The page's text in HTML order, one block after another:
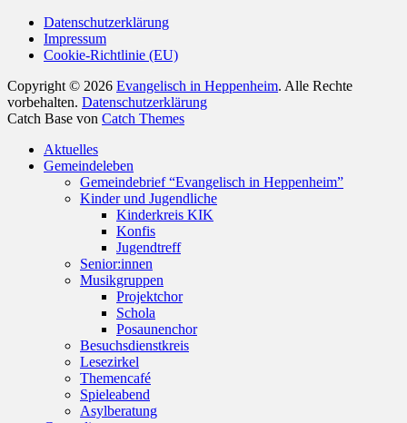
Datenschutzerklärung
Impressum
Cookie-Richtlinie (EU)
Copyright © 2026 Evangelisch in Heppenheim. Alle Rechte
vorbehalten. Datenschutzerklärung
Catch Base von Catch Themes
oben
scrollen
Aktuelles
Gemeindeleben
Gemeindebrief “Evangelisch in Heppenheim”
Kinder und Jugendliche
Kinderkreis KIK
Konfis
Jugendtreff
Senior:innen
Musikgruppen
Projektchor
Schola
Posaunenchor
Besuchsdienstkreis
Lesezirkel
Themencafé
Spieleabend
Asylberatung